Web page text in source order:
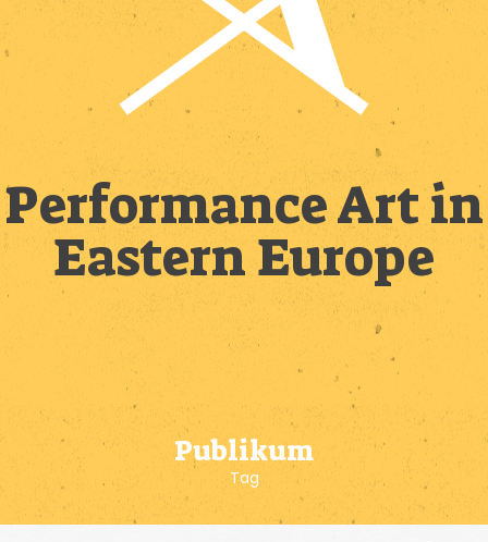
Performance Art in
Eastern Europe
Publikum
Tag